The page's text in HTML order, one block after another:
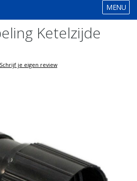
MENU
Ketelzijde
Schrijf je eigen review